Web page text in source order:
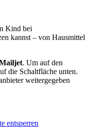
Kind bei
kannst – von
. Um auf den
die Schaltfläche unten.
weitergegeben
entsperren